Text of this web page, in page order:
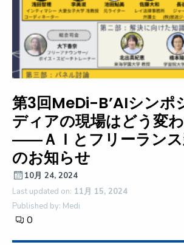
第3回MeDi-B’AIシンポ
ディアの現場はどう変
――ＡＩとフリーランス
のお知らせ
10月 24, 2024
Last updated on: 11月 15, 2024
Published by: Medi
0